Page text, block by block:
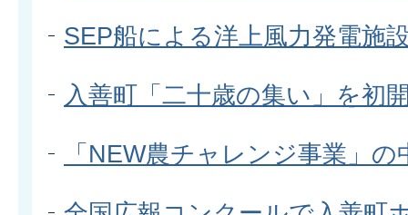
SEP船による洋上風力発電施
入善町「二十歳の集い」を初
「NEW農チャレンジ事業」